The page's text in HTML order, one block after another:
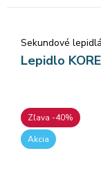
Sekundové lepidlá
Lepidlo
Zľava -40%
Akcia